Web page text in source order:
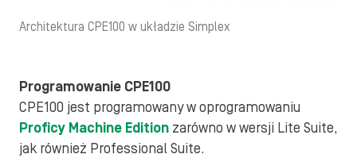
Architektura CPE100 w układzie Simplex
Programowanie CPE100
CPE100 jest programowany w oprogramowaniu
Proficy Machine Edition zarówno w wersji Lite Suite,
jak również Professional Suite.